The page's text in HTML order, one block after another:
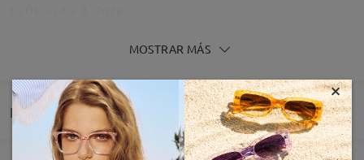
MOSTRAR MÁS
Entrega
×